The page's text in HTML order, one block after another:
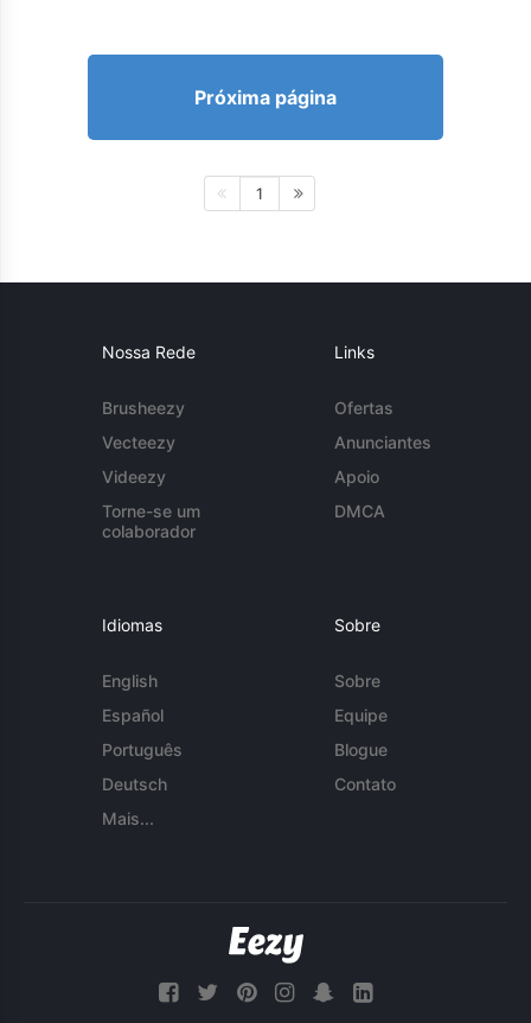
Próxima página
1
Nossa Rede
Brusheezy
Vecteezy
Videezy
Torne-se um
colaborador
Links
Ofertas
Anunciantes
Apoio
DMCA
Idiomas
English
Español
Português
Deutsch
Mais...
Sobre
Sobre
Equipe
Blogue
Contato